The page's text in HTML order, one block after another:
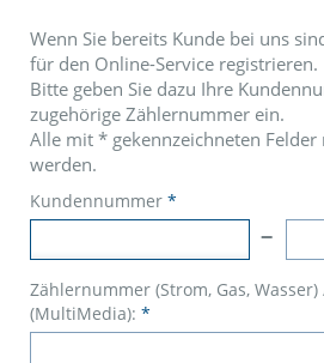
Wenn Sie bereits Kunde bei uns
für den Online-Service registrieren.
Bitte geben Sie dazu Ihre
zugehörige Zählernummer ein.
Alle mit * gekennzeichneten Felder
werden.
Kundennummer *
Zählernummer (Strom, Gas,
(MultiMedia): *